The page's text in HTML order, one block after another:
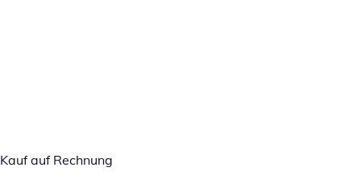
Kauf auf Rechnung